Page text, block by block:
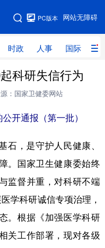
网站无障碍
PC版本
时政 人事 国际 财
图
时政 人事
网评
全球连线 教育
健康 军事
图片 政务
金融 汽车
信息化 数字经济
溯源中国
科研失信行为
：国家卫健委网站
开通报（第一批）
，是守护人民健康、
。国家卫生健康委始终
监督并重，对科研不端
学科研诚信专项治理，
。根据《加强医学科研
关工作部署，现对各级